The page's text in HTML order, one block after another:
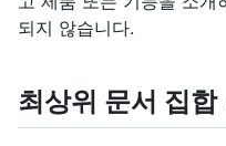
되지 않습니다.
최상위 문서 집합